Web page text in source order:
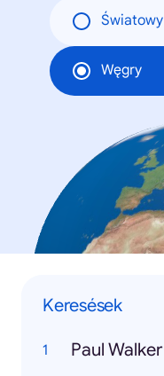
Światowy
Węgry
Keresések
Paul Walker